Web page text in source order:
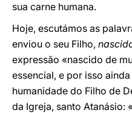
sua carne humana.
Hoje, escutámos as
enviou o seu Filho,
expressão «nascido de
essencial, e por isso
humanidade do Filho de
da Igreja, santo Atanásio: